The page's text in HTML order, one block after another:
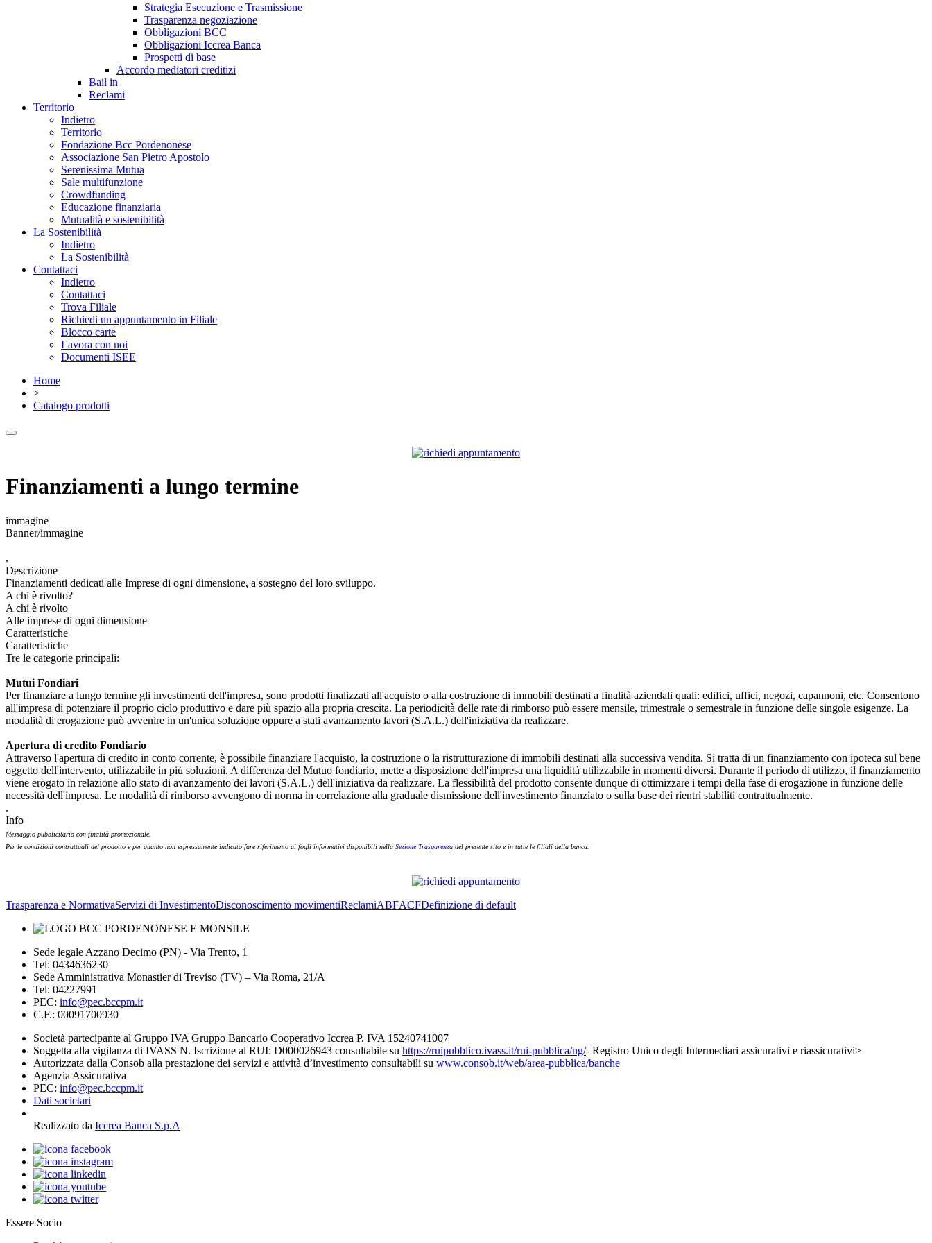
Strategia Esecuzione e Trasmissione
Trasparenza negoziazione
Obbligazioni BCC
Obbligazioni Iccrea Banca
Prospetti di base
Accordo mediatori creditizi
Bail in
Reclami
Territorio
Indietro
Territorio
Fondazione Bcc Pordenonese
Associazione San Pietro Apostolo
Serenissima Mutua
Sale multifunzione
Crowdfunding
Educazione finanziaria
Mutualità e sostenibilità
La Sostenibilità
Indietro
La Sostenibilità
Contattaci
Indietro
Contattaci
Trova Filiale
Richiedi un appuntamento in Filiale
Blocco carte
Lavora con noi
Documenti ISEE
Home
>
Catalogo prodotti
Finanziamenti a lungo termine
immagine
Banner/immagine
.
Descrizione
Finanziamenti dedicati alle Imprese di ogni dimensione, a sostegno del loro sviluppo.
A chi è rivolto?
A chi è rivolto
Alle imprese di ogni dimensione
Caratteristiche
Caratteristiche
Tre le categorie principali:
Mutui Fondiari
Per finanziare a lungo termine gli investimenti dell'impresa, sono prodotti finalizzati all'acquisto o alla costruzione di immobili destinati a finalità aziendali quali: edifici, uffici, negozi, capannoni, etc. Consentono
all'impresa di potenziare il proprio ciclo produttivo e dare più spazio alla propria crescita. La periodicità delle rate di rimborso può essere mensile, trimestrale o semestrale in funzione delle singole esigenze. La
modalità di erogazione può avvenire in un'unica soluzione oppure a stati avanzamento lavori (S.A.L.) dell'iniziativa da realizzare.
Apertura di credito Fondiario
Attraverso l'apertura di credito in conto corrente, è possibile finanziare l'acquisto, la costruzione o la ristrutturazione di immobili destinati alla successiva vendita. Si tratta di un finanziamento con ipoteca sul bene
oggetto dell'intervento, utilizzabile in più soluzioni. A differenza del Mutuo fondiario, mette a disposizione dell'impresa una liquidità utilizzabile in momenti diversi. Durante il periodo di utilizzo, il finanziamento
viene erogato in relazione allo stato di avanzamento dei lavori (S.A.L.) dell'iniziativa da realizzare. La flessibilità del prodotto consente dunque di ottimizzare i tempi della fase di erogazione in funzione delle
necessità dell'impresa. Le modalità di rimborso avvengono di norma in correlazione alla graduale dismissione dell'investimento finanziato o sulla base dei rientri stabiliti contrattualmente.
.
Info
Messaggio pubblicitario con finalità promozionale.
Per le condizioni contrattuali del prodotto e per quanto non espressamente indicato fare riferimento ai fogli informativi disponibili nella Sezione Trasparenza del presente sito e in tutte le filiali della banca.
Trasparenza e NormativaServizi di InvestimentoDisconoscimento movimentiReclamiABFACFDefinizione di default
Sede legale Azzano Decimo (PN) - Via Trento, 1
Tel: 0434636230
Sede Amministrativa Monastier di Treviso (TV) – Via Roma, 21/A
Tel: 04227991
PEC: info@pec.bccpm.it
C.F.: 00091700930
Società partecipante al Gruppo IVA Gruppo Bancario Cooperativo Iccrea P. IVA 15240741007
Soggetta alla vigilanza di IVASS N. Iscrizione al RUI: D000026943 consultabile su https://ruipubblico.ivass.it/rui-pubblica/ng/- Registro Unico degli Intermediari assicurativi e riassicurativi>
Autorizzata dalla Consob alla prestazione dei servizi e attività d’investimento consultabili su www.consob.it/web/area-pubblica/banche
Agenzia Assicurativa
PEC: info@pec.bccpm.it
Dati societari
Realizzato da Iccrea Banca S.p.A
Essere Socio